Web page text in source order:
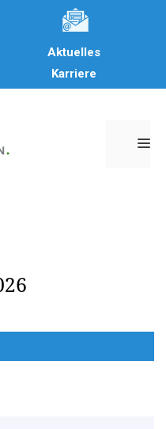
Aktuelles
Karriere